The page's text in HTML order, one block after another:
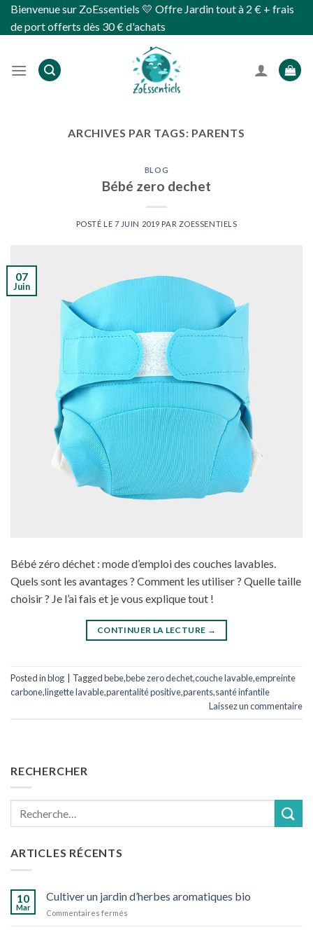
SkipBienvenue sur ZoEssentiels 💛 Offre Jardin tout à 2 € + frais
de port offerts dès 30 € d'achats
ARCHIVES PAR TAGS: PARENTS
BLOG
Bébé zero dechet
POSTÉ LE 7 JUIN 2019 PAR ZOESSENTIELS
07
Juin
Bébé zéro déchet : mode d’emploi des couches lavables.
Quels sont les avantages ? Comment les utiliser ? Quelle taille
choisir ? Je l’ai fais et je vous explique tout !
CONTINUER LA LECTURE →
Posted inblog Taggedbebe,bebe zero dechet,couche lavable,empreinte
carbone,lingette lavable,parentalité positive,parents,santé infantile
Laissez un commentaire
RECHERCHER
ARTICLES RÉCENTS
10
Mar
Cultiver un jardin d’herbes aromatiques bio
Commentaires fermés